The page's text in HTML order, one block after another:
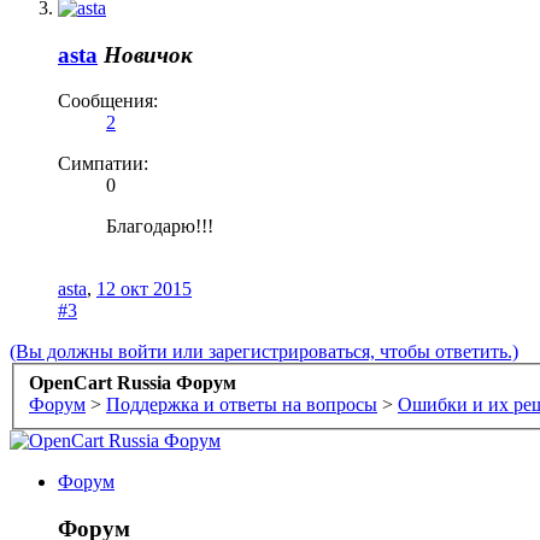
asta Новичок
Сообщения:
2
Симпатии:
0
Благодарю!!!
asta, 12 окт 2015
#3
(Вы должны войти или зарегистрироваться, чтобы ответить.)
OpenCart Russia Форум
Форум > Поддержка и ответы на вопросы > Ошибки и их
Форум
Форум